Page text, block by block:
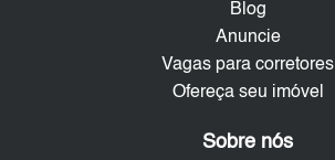
Blog
Anuncie
Vagas para corretores
Ofereça seu imóvel
Sobre nós